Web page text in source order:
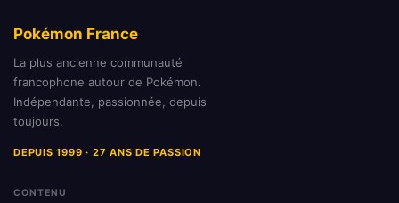
Pokémon France
La plus ancienne communauté
francophone autour de Pokémon.
Indépendante, passionnée, depuis
toujours.
DEPUIS 1999 · 27 ANS DE PASSION
CONTENU